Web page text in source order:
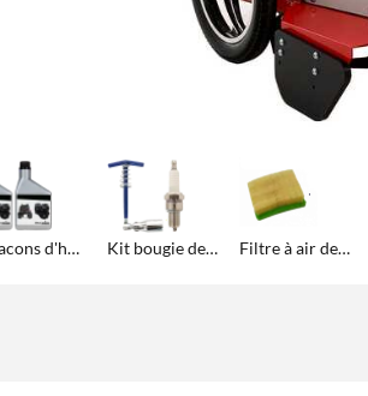
2 flacons d'huile de 600 ml Kit bougie de rechange Filtre à air de rechange